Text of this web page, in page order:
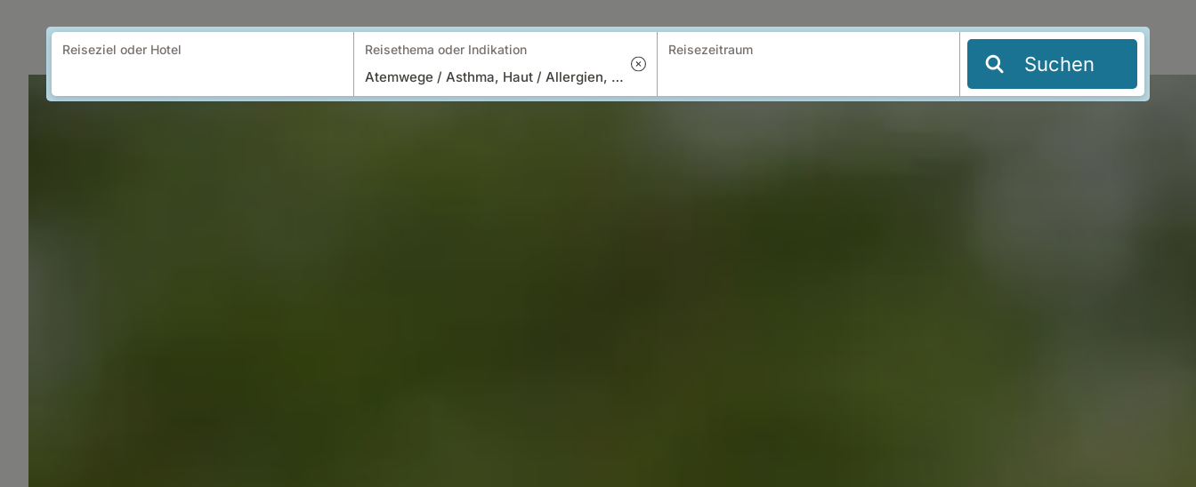
Reiseziel oder Hotel Reisethema oder Indikation Reisezeitraum
Suchen